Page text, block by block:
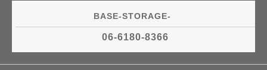
BASE-STORAGE-
06-6180-8366